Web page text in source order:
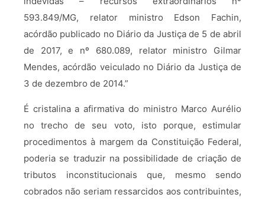
593.849/MG, relator ministro Edson Fachin,
acórdão publicado no Diário da Justiça de 5 de abril
de 2017, e nº 680.089, relator ministro Gilmar
Mendes, acórdão veiculado no Diário da Justiça de
3 de dezembro de 2014.”
É cristalina a afirmativa do ministro Marco Aurélio
no trecho de seu voto, isto porque, estimular
procedimentos à margem da Constituição Federal,
poderia se traduzir na possibilidade de criação de
tributos inconstitucionais que, mesmo sendo
cobrados não seriam ressarcidos aos contribuintes,